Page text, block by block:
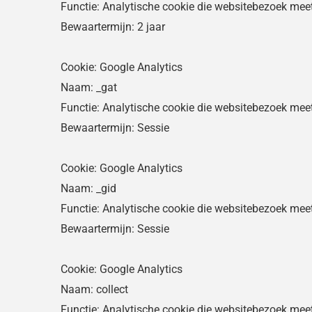
Functie: Analytische cookie die websitebezoek
Bewaartermijn: 2 jaar
Cookie: Google Analytics
Naam: _gat
Functie: Analytische cookie die websitebezoek
Bewaartermijn: Sessie
Cookie: Google Analytics
Naam: _gid
Functie: Analytische cookie die websitebezoek
Bewaartermijn: Sessie
Cookie: Google Analytics
Naam: collect